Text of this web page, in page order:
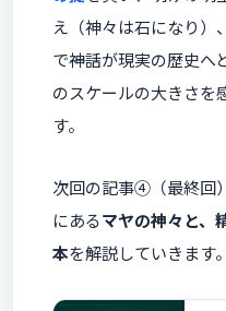
え（神々は石になり）
で――神話が現実の歴史
のスケールの大きさを
す。
次回の記事④（最終回
にあるマヤの神々と、
本を解説していきます。